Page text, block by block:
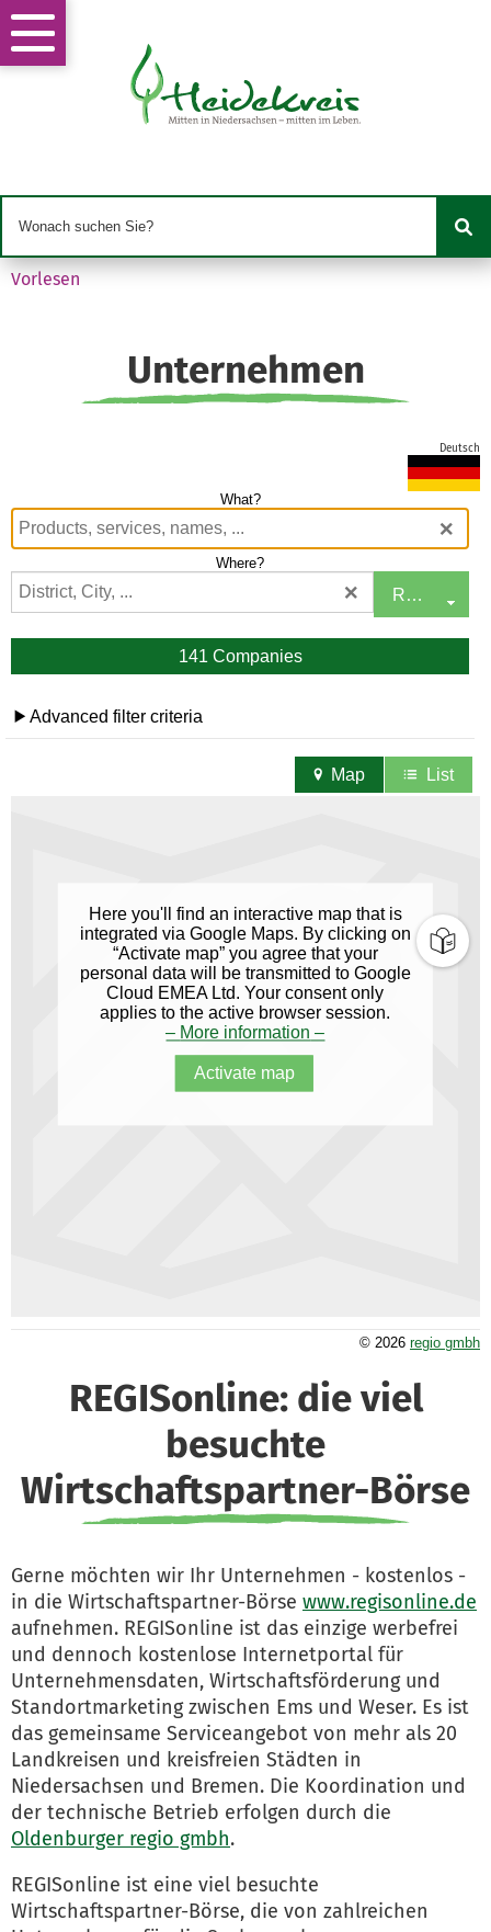
Vorlesen
Unternehmen
Deutsch
What?
j
Where?
j Radius
141 Companies
d Advanced filter criteria
EMap I List
Here you'll find an interactive map that is
integrated via Google Maps. By clicking on
“Activate map” you agree that your
personal data will be transmitted to Google
Cloud EMEA Ltd. Your consent only
applies to the active browser session.
– More information –
Activate map
© 2026 regio gmbh
REGISonline: die viel
besuchte
Wirtschaftspartner-Börse
Gerne möchten wir Ihr Unternehmen - kostenlos -
in die Wirtschaftspartner-Börse www.regisonline.de
aufnehmen. REGISonline ist das einzige werbefrei
und dennoch kostenlose Internetportal für
Unternehmensdaten, Wirtschaftsförderung und
Standortmarketing zwischen Ems und Weser. Es ist
das gemeinsame Serviceangebot von mehr als 20
Landkreisen und kreisfreien Städten in
Niedersachsen und Bremen. Die Koordination und
der technische Betrieb erfolgen durch die
Oldenburger regio gmbh.
REGISonline ist eine viel besuchte
Wirtschaftspartner-Börse, die von zahlreichen